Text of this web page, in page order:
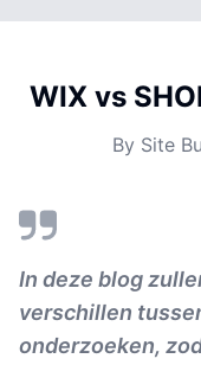
WIX vs
By Site
In deze blog
verschillen
onderzoeken,